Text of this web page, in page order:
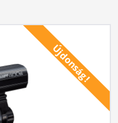
Újdonság!